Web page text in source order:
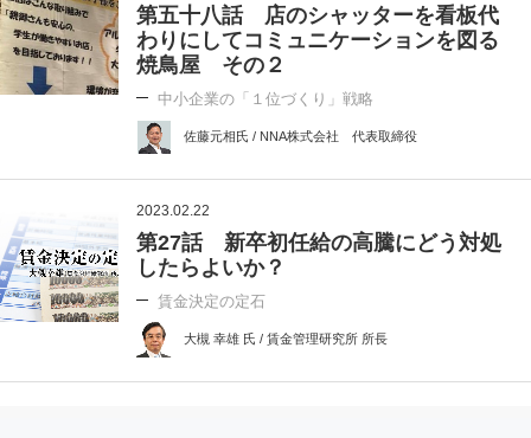
第五十八話 店のシャッターを看板代
わりにしてコミュニケーションを図る
焼鳥屋 その２
中小企業の「１位づくり」戦略
佐藤元相氏 / NNA株式会社 代表取締役
2023.02.22
第27話 新卒初任給の高騰にどう対処
したらよいか？
賃金決定の定石
大槻 幸雄 氏 / 賃金管理研究所 所長